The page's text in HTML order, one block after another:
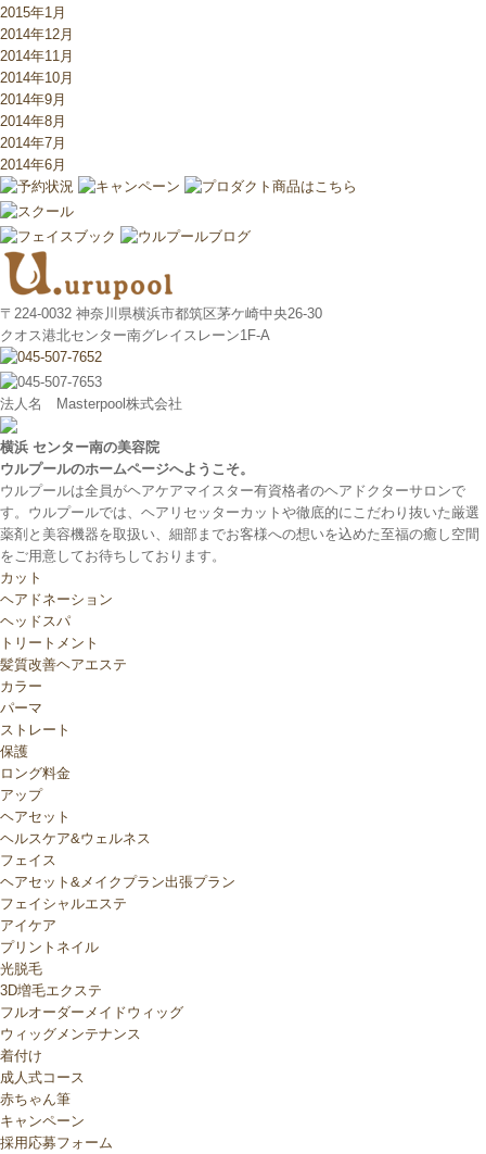
2015年1月
2014年12月
2014年11月
2014年10月
2014年9月
2014年8月
2014年7月
2014年6月
〒224-0032 神奈川県横浜市都筑区茅ケ崎中央26-30
クオス港北センター南グレイスレーン1F‐A
法人名 Masterpool株式会社
横浜 センター南の美容院
ウルプールのホームページへようこそ。
ウルプールは全員がヘアケアマイスター有資格者のヘアドクターサロンで
す。ウルプールでは、ヘアリセッターカットや徹底的にこだわり抜いた厳選
薬剤と美容機器を取扱い、細部までお客様への想いを込めた至福の癒し空間
をご用意してお待ちしております。
カット
ヘアドネーション
ヘッドスパ
トリートメント
髪質改善ヘアエステ
カラー
パーマ
ストレート
保護
ロング料金
アップ
ヘアセット
ヘルスケア&ウェルネス
フェイス
ヘアセット&メイクプラン出張プラン
フェイシャルエステ
アイケア
プリントネイル
光脱毛
3D増毛エクステ
フルオーダーメイドウィッグ
ウィッグメンテナンス
着付け
成人式コース
赤ちゃん筆
キャンペーン
採用応募フォーム